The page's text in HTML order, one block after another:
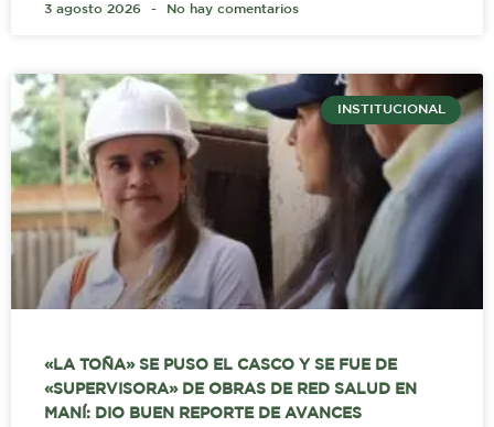
3 agosto 2026 No hay comentarios
INSTITUCIONAL
«LA TOÑA» SE PUSO EL CASCO Y SE FUE DE
«SUPERVISORA» DE OBRAS DE RED SALUD EN
MANÍ: DIO BUEN REPORTE DE AVANCES